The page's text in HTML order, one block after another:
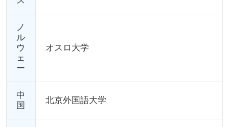
ノ
ル
ウ
ェ
ー
オスロ大学
中
国
北京外国語大学